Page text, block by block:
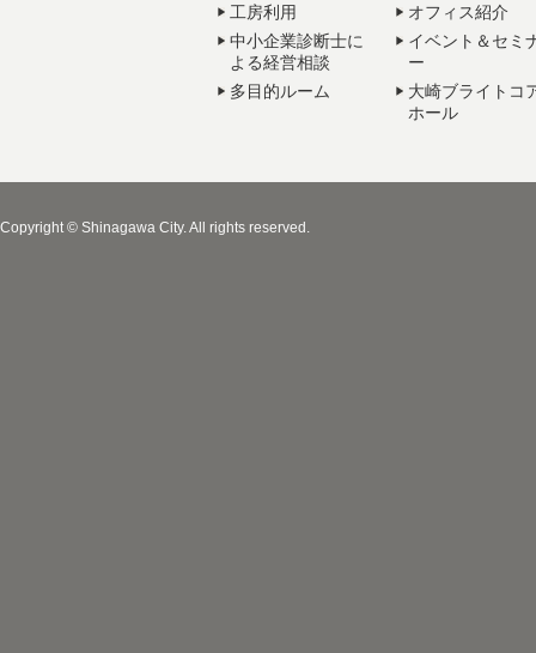
工房利用
中小企業診断士に
よる経営相談
多目的ルーム
オフィス紹介
イベント＆セミ
ー
大崎ブライトコ
ホール
Copyright © Shinagawa City. All rights reserved.